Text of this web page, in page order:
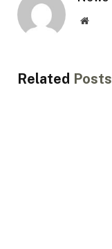
Related Posts